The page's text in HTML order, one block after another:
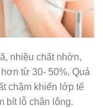
nhiều chất nhờn,
từ 30- 50%. Quá
chậm khiến lớp tế
bít lỗ chân lông.